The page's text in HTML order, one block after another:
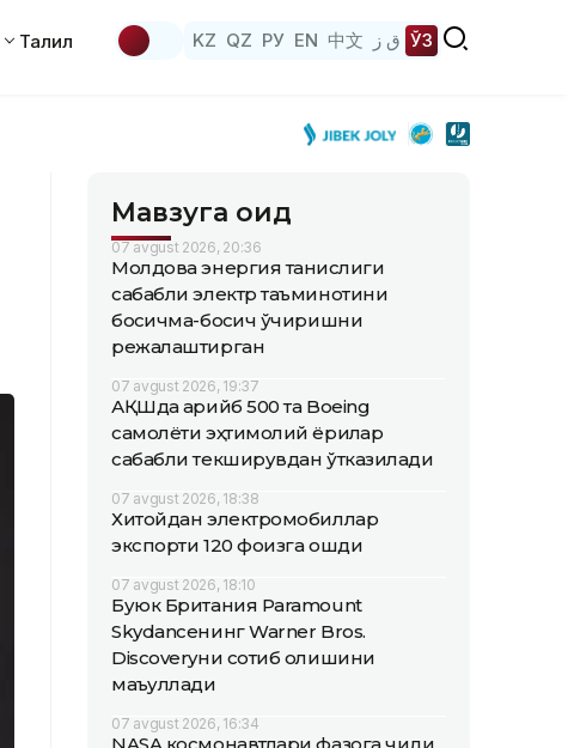
Таҳлил KZ QZ РУ EN 中文 ق ز ЎЗ
Мавзуга оид
07 avgust 2026, 20:36
Молдова энергия танқислиги
сабабли электр таъминотини
босқичма-босқич ўчиришни
режалаштирган
07 avgust 2026, 19:37
АҚШда қарийб 500 та Boeing
самолёти эҳтимолий ёриқлар
сабабли текширувдан ўтказилади
07 avgust 2026, 18:38
Хитойдан электромобиллар
экспорти 120 фоизга ошди
07 avgust 2026, 18:10
Буюк Британия Paramount
Skydanceнинг Warner Bros.
Discoveryни сотиб олишини
маъқуллади
07 avgust 2026, 16:34